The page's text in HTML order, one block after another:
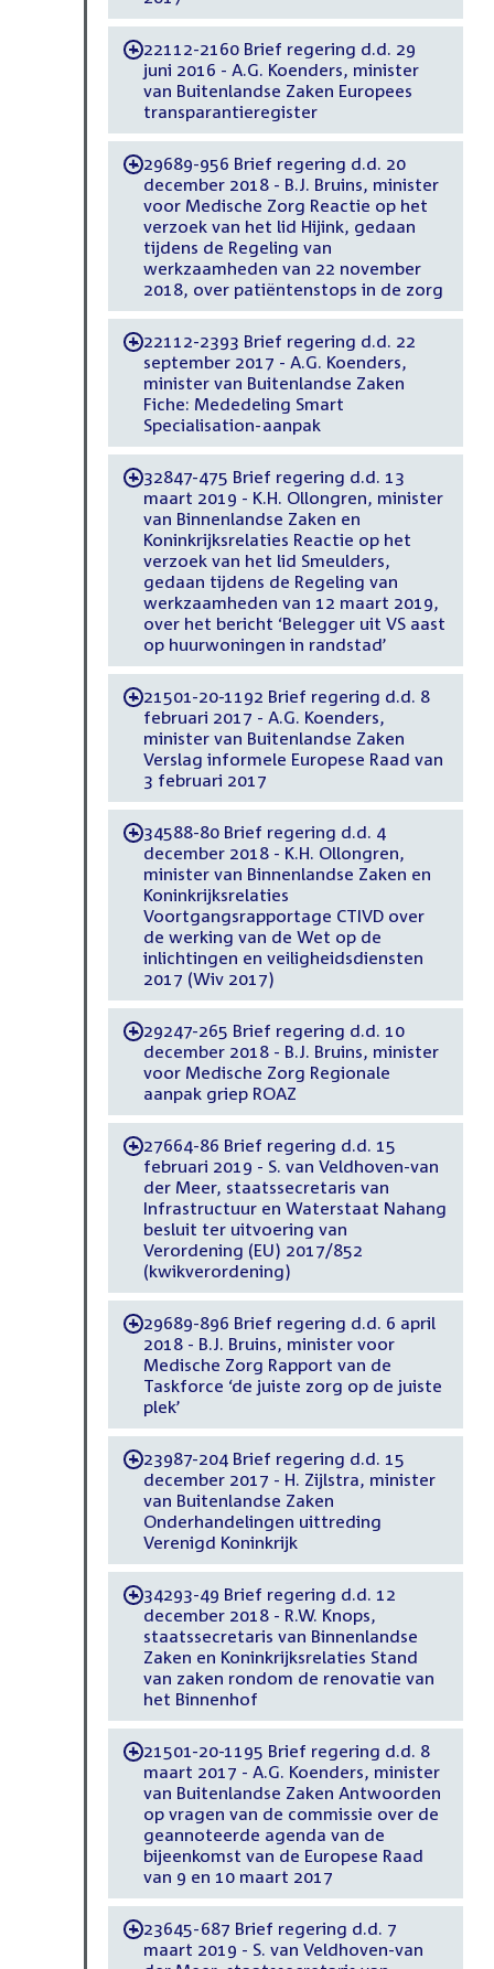
-22112-2160 Brief regering d.d. 29
juni 2016 - A.G. Koenders, minister
van Buitenlandse Zaken Europees
transparantieregister
-29689-956 Brief regering d.d. 20
december 2018 - B.J. Bruins, minister
voor Medische Zorg Reactie op het
verzoek van het lid Hijink, gedaan
tijdens de Regeling van
werkzaamheden van 22 november
2018, over patiëntenstops in de zorg
-22112-2393 Brief regering d.d. 22
september 2017 - A.G. Koenders,
minister van Buitenlandse Zaken
Fiche: Mededeling Smart
Specialisation-aanpak
-32847-475 Brief regering d.d. 13
maart 2019 - K.H. Ollongren, minister
van Binnenlandse Zaken en
Koninkrijksrelaties Reactie op het
verzoek van het lid Smeulders,
gedaan tijdens de Regeling van
werkzaamheden van 12 maart 2019,
over het bericht ‘Belegger uit VS aast
op huurwoningen in randstad’
-21501-20-1192 Brief regering d.d. 8
februari 2017 - A.G. Koenders,
minister van Buitenlandse Zaken
Verslag informele Europese Raad van
3 februari 2017
-34588-80 Brief regering d.d. 4
december 2018 - K.H. Ollongren,
minister van Binnenlandse Zaken en
Koninkrijksrelaties
Voortgangsrapportage CTIVD over
de werking van de Wet op de
inlichtingen en veiligheidsdiensten
2017 (Wiv 2017)
-29247-265 Brief regering d.d. 10
december 2018 - B.J. Bruins, minister
voor Medische Zorg Regionale
aanpak griep ROAZ
-27664-86 Brief regering d.d. 15
februari 2019 - S. van Veldhoven-van
der Meer, staatssecretaris van
Infrastructuur en Waterstaat Nahang
besluit ter uitvoering van
Verordening (EU) 2017/852
(kwikverordening)
-29689-896 Brief regering d.d. 6 april
2018 - B.J. Bruins, minister voor
Medische Zorg Rapport van de
Taskforce ‘de juiste zorg op de juiste
plek’
-23987-204 Brief regering d.d. 15
december 2017 - H. Zijlstra, minister
van Buitenlandse Zaken
Onderhandelingen uittreding
Verenigd Koninkrijk
-34293-49 Brief regering d.d. 12
december 2018 - R.W. Knops,
staatssecretaris van Binnenlandse
Zaken en Koninkrijksrelaties Stand
van zaken rondom de renovatie van
het Binnenhof
-21501-20-1195 Brief regering d.d. 8
maart 2017 - A.G. Koenders, minister
van Buitenlandse Zaken Antwoorden
op vragen van de commissie over de
geannoteerde agenda van de
bijeenkomst van de Europese Raad
van 9 en 10 maart 2017
-23645-687 Brief regering d.d. 7
maart 2019 - S. van Veldhoven-van